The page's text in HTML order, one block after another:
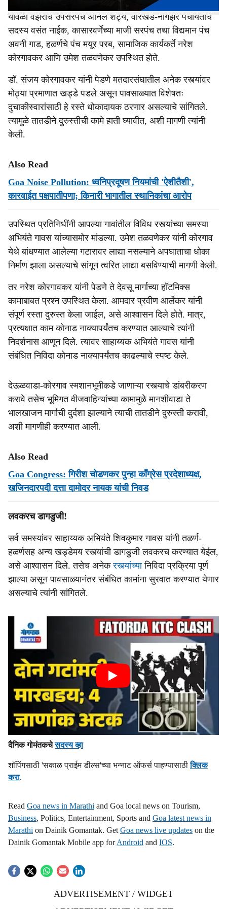
यावेळी वझरीचे उपसरपंच अनिल शेट्ये, वारखंड-नागझर पंचायतीचे
सदस्य वसंत नाईक, कासारवर्णेच्या माजी सरपंच तथा विद्यमान पंच
अवनी गाड, हळर्णचे पंच मयूर परब, सामाजिक कार्यकर्ते नरेश
कोरगावकर आणि उमेश तळवणेकर उपस्थित होते.
डॉ. संजय कोरगावकर यांनी पेडणे मतदारसंघातील अनेक रस्त्यांवर
मोठ्या प्रमाणात खड्डे पडले असून पावसाळ्यात विशेषतः
दुचाकीस्वारांसाठी हे रस्ते धोकादायक ठरणार असल्याचे सांगितले.
त्यामुळे तातडीने दुरुस्तीची कामे हाती घ्यावीत, अशी मागणी त्यांनी
केली.
Also Read
Goa Noise Pollution: ध्वनिप्रदूषण नियमांची 'ऐशीतैशी',
कारवाईत पक्षपातीपणा; किनारी भागातील स्थानिकांचा आरोप
उपस्थित प्रतिनिधींनी आपल्या गावांतील विविध रस्त्यांच्या समस्या
अभियंते गावस यांच्यासमोर मांडल्या. उमेश तळवणेकर यांनी कोरगाव
येथे बांधण्यात आलेल्या गटारावर लाद्या नसल्याने अपघाताचा धोका
निर्माण झाला असल्याचे सांगून त्वरित लाद्या बसविण्याची मागणी केली.
तर नरेश कोरगावकर यांनी पेडणे ते देवसू मार्गाच्या हॉटमिक्स
कामाबाबत प्रश्न उपस्थित केला. आमदार प्रवीण आर्लेकर यांनी
संपूर्ण रस्ता दुरुस्त केला जाईल, असे आश्वासन दिले होते. मात्र,
प्रत्यक्षात काम कोनाड नाक्यापर्यंतच करण्यात आल्याचे त्यांनी
निदर्शनास आणून दिले. त्यावर साहाय्यक अभियंते गावस यांनी
संबंधित निविदा कोनाड नाक्यापर्यंतच काढल्याचे स्पष्ट केले.
देऊळवाडा-कोरगाव स्मशानभूमीकडे जाणाऱ्या रस्त्याचे डांबरीकरण
करावे तसेच भूमिगत वीजवाहिन्यांच्या कामामुळे मानशीवाडा ते
भालखाजन मार्गाची दुर्दशा झाल्याने त्याची तातडीने दुरुस्ती करावी,
अशी मागणीही करण्यात आली.
Also Read
Goa Congress: गिरीश चोडणकर पुन्हा काँग्रेस प्रदेशाध्यक्ष,
खजिनदारपदी दत्ता दामोदर नायक यांची निवड
लवकरच डागडुजी!
सर्व समस्यांवर साहाय्यक अभियंते शिवकुमार गावस यांनी तळर्ण-
हळर्णसह अन्य खड्डेमय रस्त्यांची डागडुजी लवकरच करण्यात येईल,
असे आश्वासन दिले. तसेच अनेकरस्त्यांच्यानिविदा प्रक्रिया पूर्ण
झाल्या असून पावसाळ्यानंतर संबंधित कामांना सुरवात करण्यात येणार
असल्याचे त्यांनी सांगितले.
दैनिक गोमंतकचेसदस्य व्हा
शॉपिंगसाठी 'सकाळ प्राईम डील्स'च्या भन्नाट ऑफर्स पाहण्यासाठीक्लिक
करा.
Read Goa news in Marathi and Goa local news on Tourism,
Business, Politics, Entertainment, Sports and Goa latest news in
Marathi on Dainik Gomantak. Get Goa news live updates on the
Dainik Gomantak Mobile app forAndroid and IOS.
ADVERTISEMENT / WIDGET